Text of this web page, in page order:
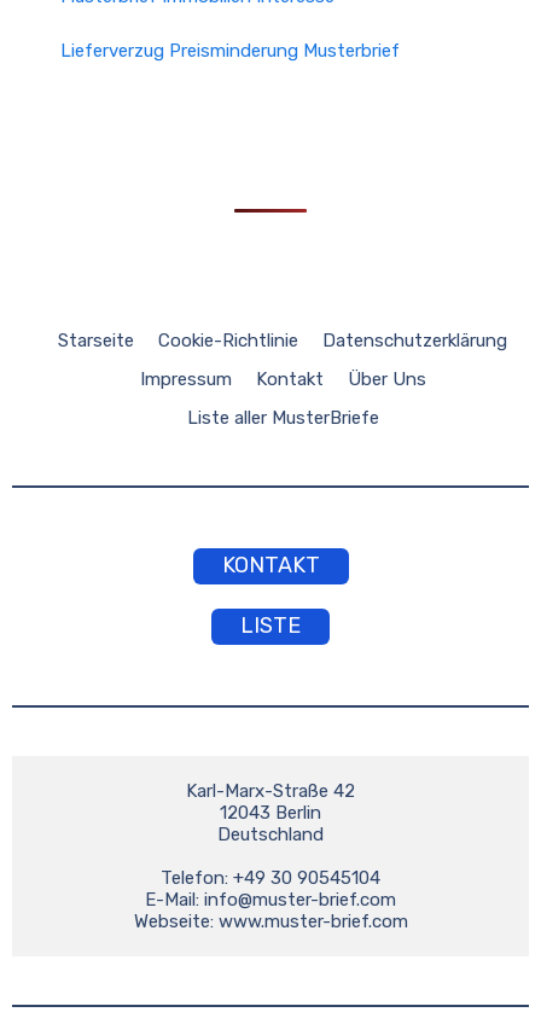
Lieferverzug Preisminderung Musterbrief
Starseite Cookie-Richtlinie
Datenschutzerklärung
Impressum
Kontakt
Über Uns
Liste aller MusterBriefe
KONTAKT
LISTE
Karl-Marx-Straße 42
12043 Berlin
Deutschland
Telefon: +49 30 90545104
E-Mail: info@muster-brief.com